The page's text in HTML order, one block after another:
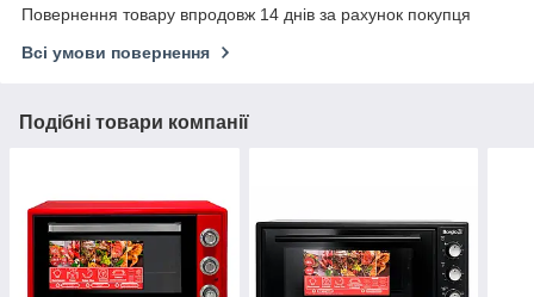
Повернення товару впродовж 14 днів за рахунок покупця
Всі умови повернення
Подібні товари компанії